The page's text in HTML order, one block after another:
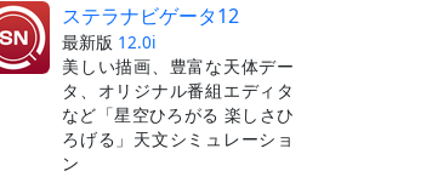
ステラナビゲータ12
最新版 12.0i
美しい描画、豊富な天体デー
タ、オリジナル番組エディタ
など「星空ひろがる 楽しさひ
ろげる」天文シミュレーショ
ン